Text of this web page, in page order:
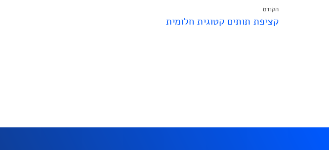
הקודם
קציפת תותים קטוגית חלומית